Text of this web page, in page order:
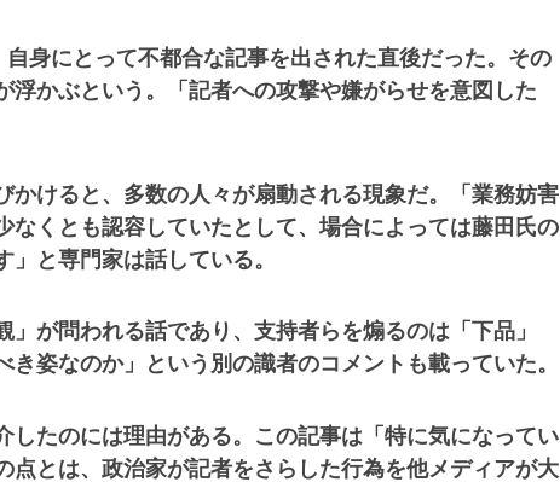
身にとって不都合な記事を出された直後だった。その
浮かぶという。「記者への攻撃や嫌がらせを意図した
かけると、多数の人々が扇動される現象だ。「業務妨害
なくとも認容していたとして、場合によっては藤田氏の
と専門家は話している。
が問われる話であり、支持者らを煽るのは「下品」
姿なのか」という別の識者のコメントも載っていた。
したのには理由がある。この記事は「特に気になってい
点とは、政治家が記者をさらした行為を他メディアが大